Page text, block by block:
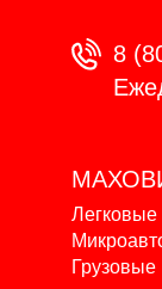
8
Легковые
Грузовые